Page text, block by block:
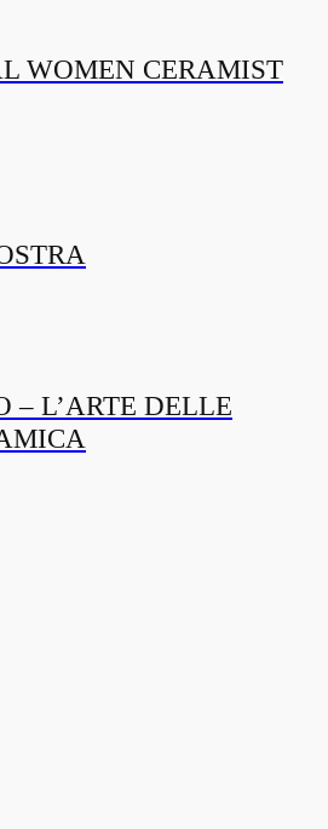
WOMEN CERAMIST
– L’ARTE DELLE